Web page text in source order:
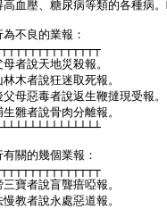
高血壓、糖尿病等類的各種病
不良的業報：
者說天地災殺報。
木者說狂迷取死報。
母惡毒者說返生鞭撻現受報。
雛者說骨肉分離報。
關的幾個業報：
寶者說盲聾瘖啞報。
教者說永處惡道報。